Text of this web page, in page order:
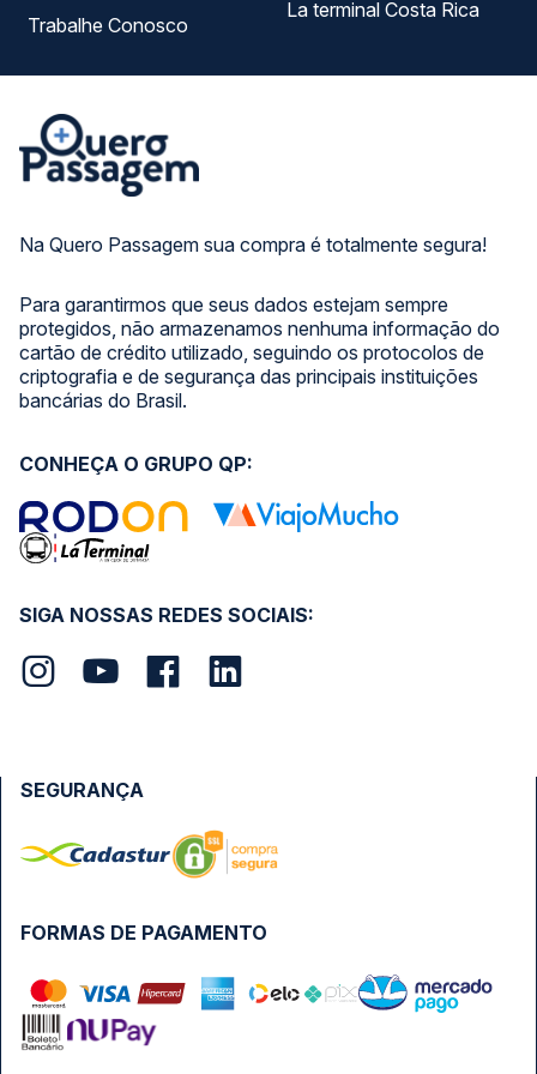
Na Quero Passagem sua compra é totalmente segura!
Para garantirmos que seus dados estejam sempre
protegidos, não armazenamos nenhuma informação do
cartão de crédito utilizado, seguindo os protocolos de
criptografia e de segurança das principais instituições
bancárias do Brasil.
Trabalhe Conosco
La terminal Costa Rica
SIGA NOSSAS REDES SOCIAIS:
CONHEÇA O GRUPO QP:
FORMAS DE PAGAMENTO
SEGURANÇA